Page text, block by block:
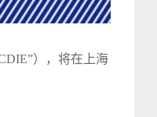
），将在上海